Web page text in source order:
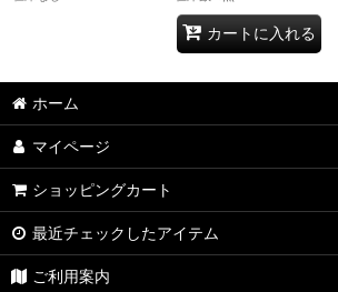
カートに入れる
ホーム
マイページ
ショッピングカート
最近チェックしたアイテム
ご利用案内